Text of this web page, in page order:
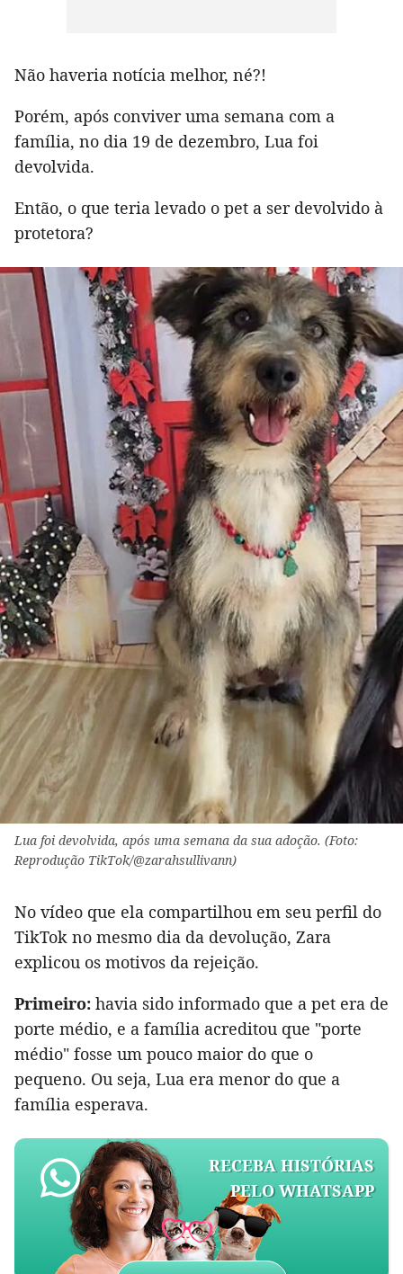
Não haveria notícia melhor, né?!
Porém, após conviver uma semana com a
família, no dia 19 de dezembro, Lua foi
devolvida.
Então, o que teria levado o pet a ser devolvido à
protetora?
Lua foi devolvida, após uma semana da sua adoção. (Foto:
Reprodução TikTok/@zarahsullivann)
No vídeo que ela compartilhou em seu perfil do
TikTok no mesmo dia da devolução, Zara
explicou os motivos da rejeição.
Primeiro: havia sido informado que a pet era de
porte médio, e a família acreditou que "porte
médio" fosse um pouco maior do que o
pequeno. Ou seja, Lua era menor do que a
família esperava.
RECEBA HISTÓRIAS
PELO WHATSAPP